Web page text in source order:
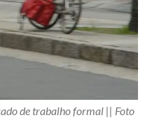
de trabalho formal || Foto